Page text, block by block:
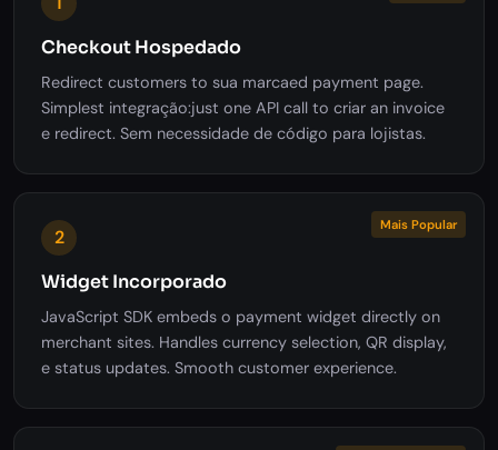
Checkout Hospedado
Redirect customers to sua marcaed payment page.
Simplest integração:just one API call to criar an invoice
e redirect. Sem necessidade de código para lojistas.
2
Widget Incorporado
JavaScript SDK embeds o payment widget directly on
merchant sites. Handles currency selection, QR display,
e status updates. Smooth customer experience.
Mais Popular